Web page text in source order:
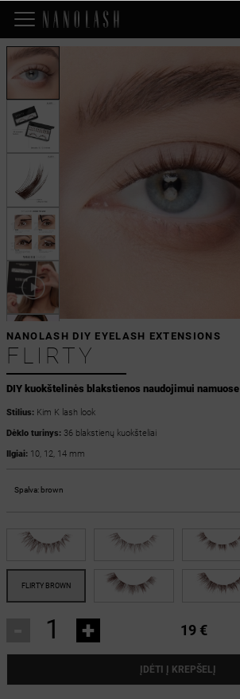
DIY kuokštelinės blakstienos naudojimui namuose
NANOLASH DIY EYELASH EXTENSIONS
FLIRTY
Stilius: Kim K lash look
Dėklo turinys: 36 blakstienų kuokšteliai
Ilgiai: 10, 12, 14 mm
Spalva: brown
+ 19 €
ĮDĖTI Į KREPŠELĮ